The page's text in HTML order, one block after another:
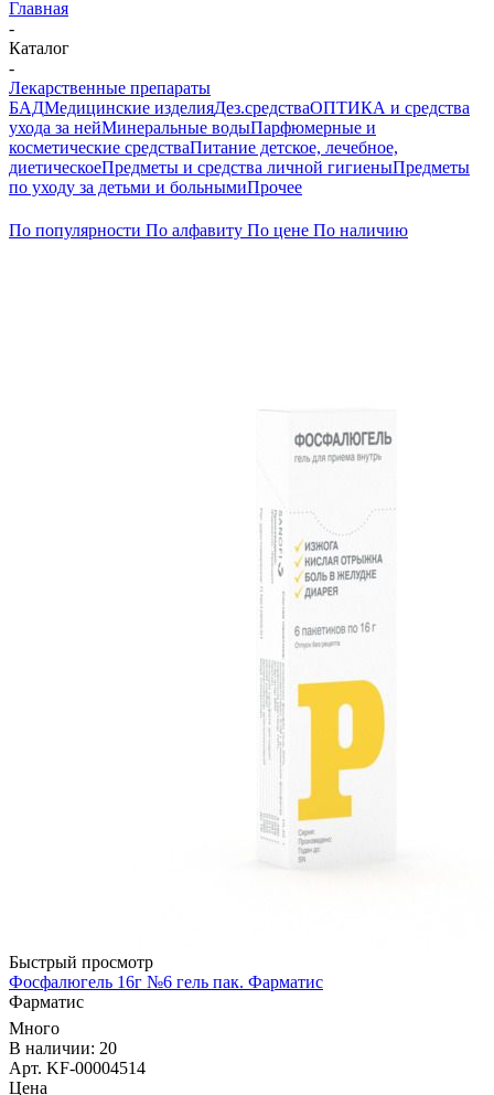
Главная
-
Каталог
-
Лекарственные препараты
БАДМедицинские изделияДез.средстваОПТИКА и средства
ухода за нейМинеральные водыПарфюмерные и
косметические средстваПитание детское, лечебное,
диетическоеПредметы и средства личной гигиеныПредметы
по уходу за детьми и больнымиПрочее
По популярности По алфавиту По цене По наличию
Быстрый просмотр
Фосфалюгель 16г №6 гель пак. Фарматис
Фарматис
Много
В наличии: 20
Арт. KF-00004514
Цена